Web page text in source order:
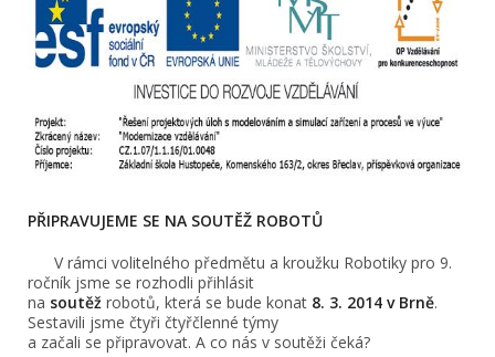
PŘIPRAVUJEME SE NA SOUTĚŽ ROBOTŮ
V rámci volitelného předmětu a kroužku Robotiky pro 9.
ročník jsme se rozhodli přihlásit
na soutěž robotů, která se bude konat 8. 3. 2014 v Brně.
Sestavili jsme čtyři čtyřčlenné týmy
a začali se připravovat. A co nás v soutěži čeká?